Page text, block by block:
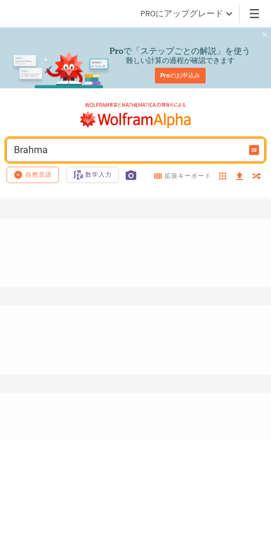
PROにアップグレード
Proで「ステップごとの解説」を使う
難しい計算の過程が確認できます
Proのお申込み
Brahma
自然言語 数学入力 拡張キーボード